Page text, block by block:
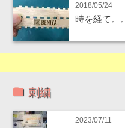
2018/05/24
時を経て。
刺繍
2023/07/11